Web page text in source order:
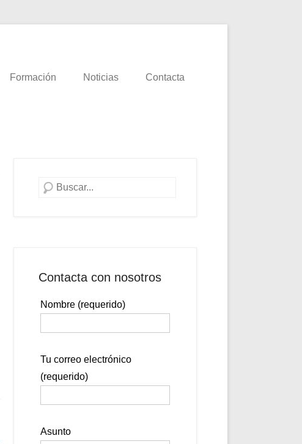
Formación Noticias Contacta
Buscar
Contacta con nosotros
Nombre (requerido)
Tu correo electrónico
(requerido)
Asunto